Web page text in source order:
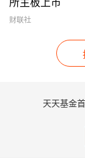
率已超2倍，
财联社
天天基金